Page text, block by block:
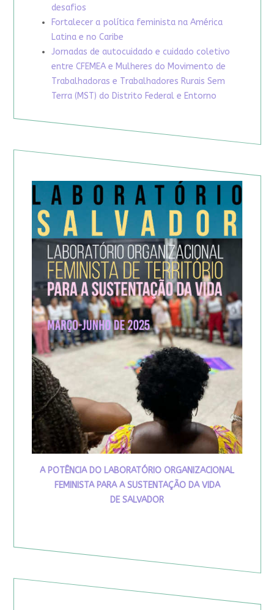
desafios
Fortalecer a política feminista na América
Latina e no Caribe
Jornadas de autocuidado e cuidado coletivo
entre CFEMEA e Mulheres do Movimento de
Trabalhadoras e Trabalhadores Rurais Sem
Terra (MST) do Distrito Federal e Entorno
A POTÊNCIA DO LABORATÓRIO ORGANIZACIONAL
FEMINISTA PARA A SUSTENTAÇÃO DA VIDA
DE SALVADOR